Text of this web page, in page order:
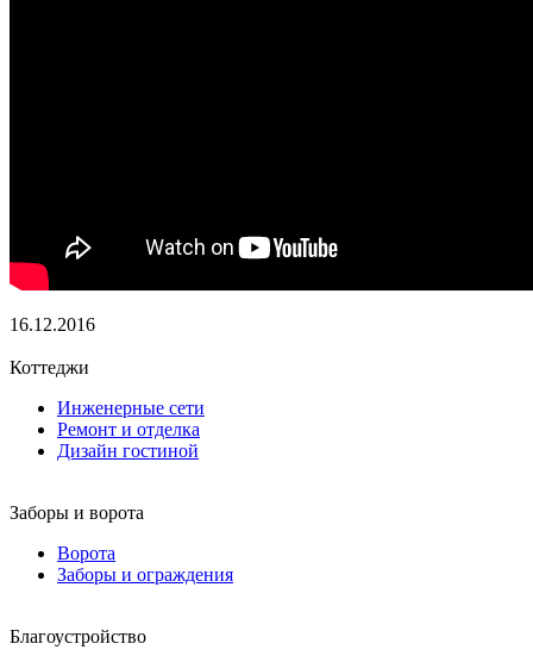
16.12.2016
Коттеджи
Инженерные сети
Ремонт и отделка
Дизайн гостиной
Заборы и ворота
Ворота
Заборы и ограждения
Благоустройство